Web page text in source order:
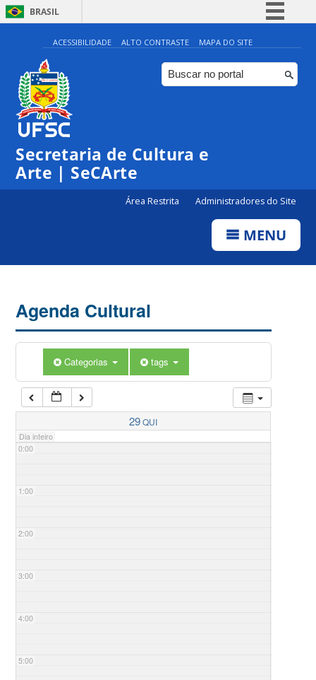
BRASIL
Simplifique!
Comunica BR
Participe
ACESSIBILIDADE ALTO CONTRASTE MAPA DO SITE
Secretaria de Cultura e
Arte | SeCArte
Área Restrita Administradores do Site
MENU
Agenda Cultural
Categorias tags
29QUI
Dia inteiro
0:00
1:00
2:00
3:00
4:00
5:00